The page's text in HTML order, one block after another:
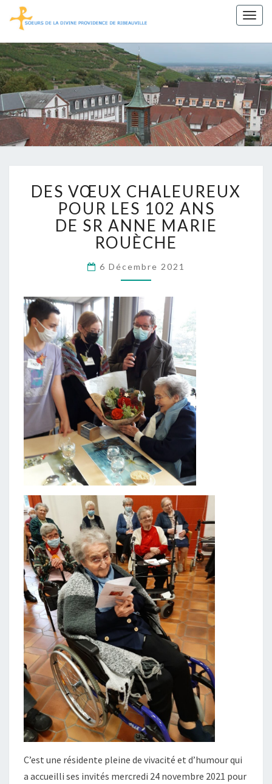
Sœurs De
La Divine
Providence
De
Ribeauvillé
VŒUX
CHALEUREUX
POUR
LES
102
DE
SR
ANNE
MARIE
ROUÈCHE
DES VŒUX CHALEUREUX
POUR LES 102 ANS
DE SR ANNE MARIE
ROUÈCHE
6 Décembre 2021
C’est une résidente pleine de vivacité et d’humour qui
a accueilli ses invités mercredi 24 novembre 2021 pour